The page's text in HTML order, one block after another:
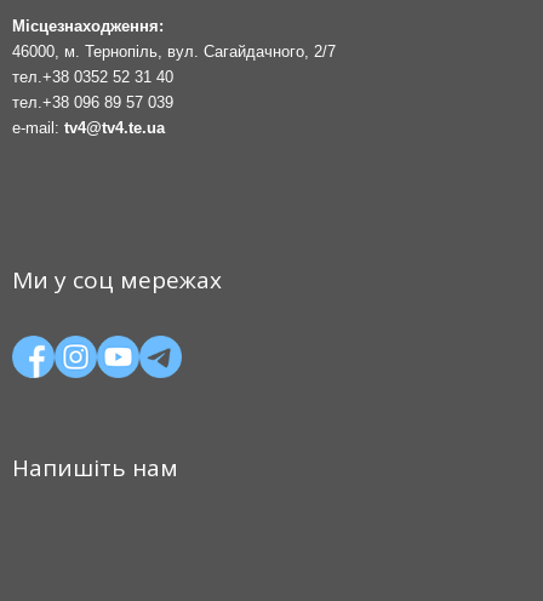
Місцезнаходження:
46000, м. Тернопіль, вул. Сагайдачного, 2/7
тел. +38 0352 52 31 40
тел. +38 096 89 57 039
e-mail: tv4@tv4.te.ua
Ми у соц мережах
Напишіть нам